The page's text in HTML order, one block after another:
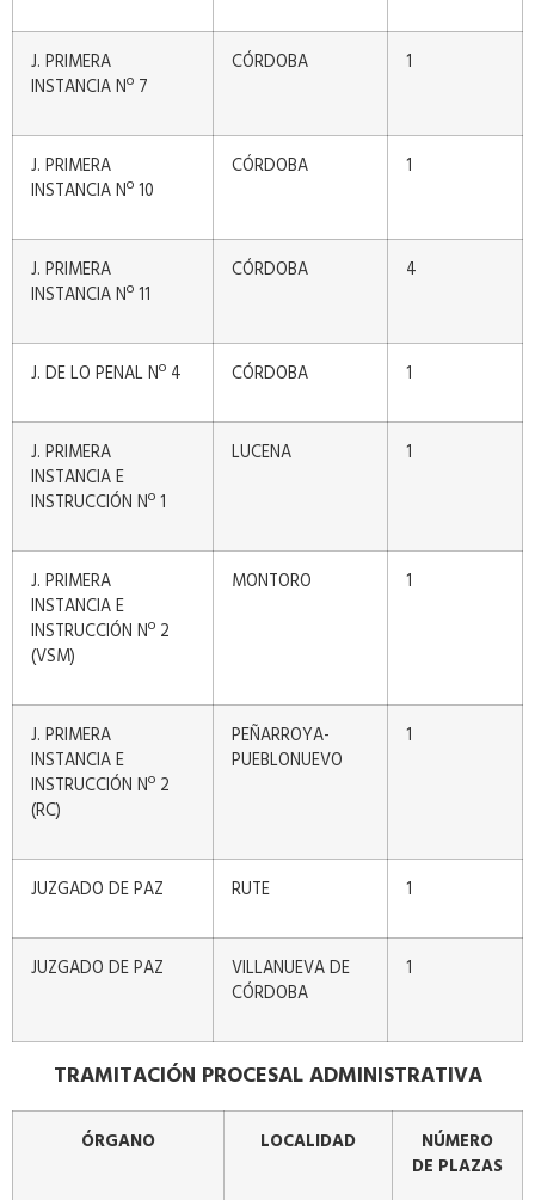
J. PRIMERA
INSTANCIA Nº 7
CÓRDOBA 1
J. PRIMERA
INSTANCIA Nº 10
CÓRDOBA 1
J. PRIMERA
INSTANCIA Nº 11
CÓRDOBA 4
J. DE LO PENAL Nº 4 CÓRDOBA 1
J. PRIMERA
INSTANCIA E
INSTRUCCIÓN Nº 1
LUCENA 1
J. PRIMERA
INSTANCIA E
INSTRUCCIÓN Nº 2
(VSM)
MONTORO 1
J. PRIMERA
INSTANCIA E
INSTRUCCIÓN Nº 2
(RC)
PEÑARROYA-
PUEBLONUEVO
1
JUZGADO DE PAZ RUTE 1
JUZGADO DE PAZ
VILLANUEVA DE
CÓRDOBA
1
TRAMITACIÓN PROCESAL ADMINISTRATIVA
ÓRGANO LOCALIDAD
NÚMERO
DE PLAZAS